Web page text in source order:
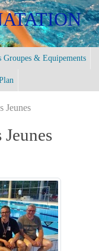
Groupes & Equipements
Jeunes